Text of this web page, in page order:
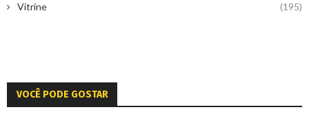
Vitrine (195)
VOCÊ PODE GOSTAR